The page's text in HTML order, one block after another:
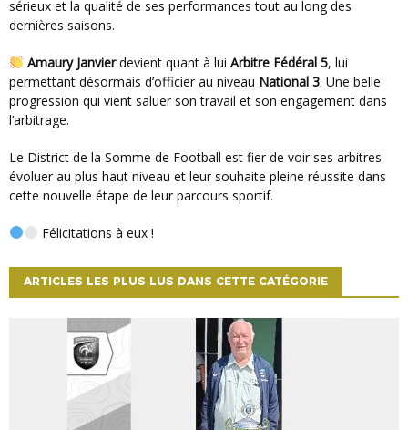
sérieux et la qualité de ses performances tout au long des
dernières saisons.
Amaury Janvierdevient quant à lui Arbitre Fédéral 5, lui
permettant désormais d’officier au niveau National 3. Une belle
progression qui vient saluer son travail et son engagement dans
l’arbitrage.
Le District de la Somme de Football est fier de voir ses arbitres
évoluer au plus haut niveau et leur souhaite pleine réussite dans
cette nouvelle étape de leur parcours sportif.
Félicitations à eux !
ARTICLES LES PLUS LUS DANS CETTE CATÉGORIE